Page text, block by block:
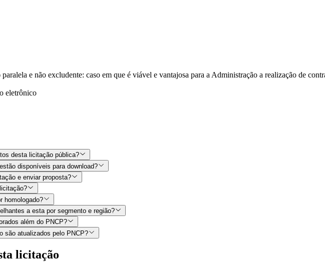
e não excludente: caso em que é viável e vantajosa para a Administração a realização de
eletrônico
desta licitação pública?
disponíveis para download?
e enviar proposta?
homologado?
a esta por segmento e região?
além do PNCP?
são atualizados pelo PNCP?
licitação